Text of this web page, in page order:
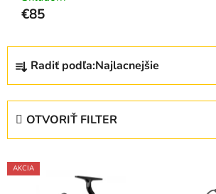
€85
R
d
e
Radiť podľa:Najlacnejšie
OTVORIŤ FILTER
V
ý
AKCIA